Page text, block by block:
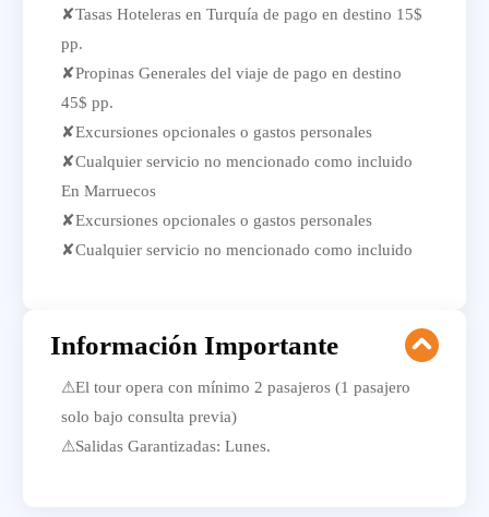
✘Tasas Hoteleras en Turquía de pago en destino 15$
pp.
✘Propinas Generales del viaje de pago en destino
45$ pp.
✘Excursiones opcionales o gastos personales
✘Cualquier servicio no mencionado como incluido
En Marruecos
✘Excursiones opcionales o gastos personales
✘Cualquier servicio no mencionado como incluido
Información Importante
⚠El tour opera con mínimo 2 pasajeros (1 pasajero
solo bajo consulta previa)
⚠Salidas Garantizadas: Lunes.